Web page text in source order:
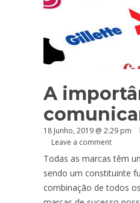
A
18 Junho, 2019 @ 2:29 pm
Leave a comment
Todas as marcas têm
sendo um constituinte
combinação de todos